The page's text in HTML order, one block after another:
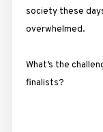
society these
overwhelmed.
What’s the
finalists?